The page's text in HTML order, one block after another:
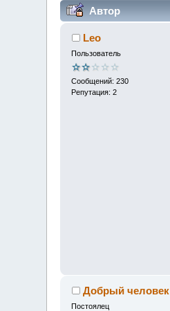
Автор
Leo
Пользователь
Сообщений: 230
Репутация: 2
Добрый человек
Постоялец